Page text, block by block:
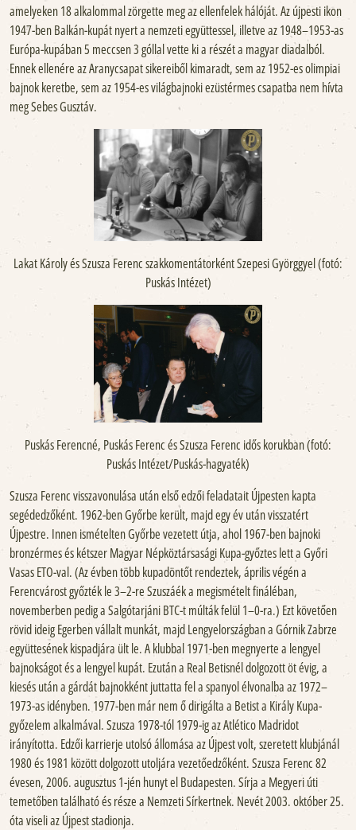
amelyeken 18 alkalommal zörgette meg az ellenfelek hálóját. Az újpesti ikon
1947-ben Balkán-kupát nyert a nemzeti együttessel, illetve az 1948–1953-as
Európa-kupában 5 meccsen 3 góllal vette ki a részét a magyar diadalból.
Ennek ellenére az Aranycsapat sikereiből kimaradt, sem az 1952-es olimpiai
bajnok keretbe, sem az 1954-es világbajnoki ezüstérmes csapatba nem hívta
meg Sebes Gusztáv.
Lakat Károly és Szusza Ferenc szakkomentátorként Szepesi Györggyel (fotó:
Puskás Intézet)
Puskás Ferencné, Puskás Ferenc és Szusza Ferenc idős korukban (fotó:
Puskás Intézet/Puskás-hagyaték)
Szusza Ferenc visszavonulása után első edzői feladatait Újpesten kapta
segédedzőként. 1962-ben Győrbe került, majd egy év után visszatért
Újpestre. Innen ismételten Győrbe vezetett útja, ahol 1967-ben bajnoki
bronzérmes és kétszer Magyar Népköztársasági Kupa-győztes lett a Győri
Vasas ETO-val. (Az évben több kupadöntőt rendeztek, április végén a
Ferencvárost győzték le 3–2-re Szuszáék a megismételt fináléban,
novemberben pedig a Salgótarjáni BTC-t múlták felül 1–0-ra.) Ezt követően
rövid ideig Egerben vállalt munkát, majd Lengyelországban a Górnik Zabrze
együttesének kispadjára ült le. A klubbal 1971-ben megnyerte a lengyel
bajnokságot és a lengyel kupát. Ezután a Real Betisnél dolgozott öt évig, a
kiesés után a gárdát bajnokként juttatta fel a spanyol élvonalba az 1972–
1973-as idényben. 1977-ben már nem ő dirigálta a Betist a Király Kupa-
győzelem alkalmával. Szusza 1978-tól 1979-ig az Atlético Madridot
irányította. Edzői karrierje utolsó állomása az Újpest volt, szeretett klubjánál
1980 és 1981 között dolgozott utoljára vezetőedzőként. Szusza Ferenc 82
évesen, 2006. augusztus 1-jén hunyt el Budapesten. Sírja a Megyeri úti
temetőben található és része a Nemzeti Sírkertnek. Nevét 2003. október 25.
óta viseli az Újpest stadionja.